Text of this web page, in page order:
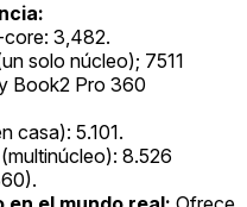
core: 3,482.
solo núcleo); 7511
Book2 Pro 360
casa): 5.101.
8.526